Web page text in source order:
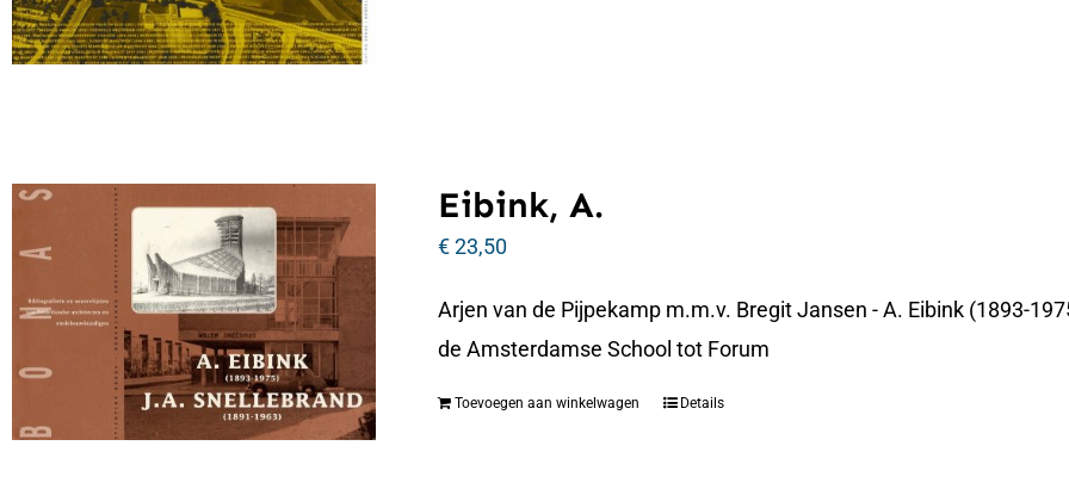
Eibink, A.
€23,50
Arjen van de Pijpekamp m.m.v. Bregit Jansen - A. Eibink (1893-
de Amsterdamse School tot Forum
Toevoegen aan winkelwagen Details